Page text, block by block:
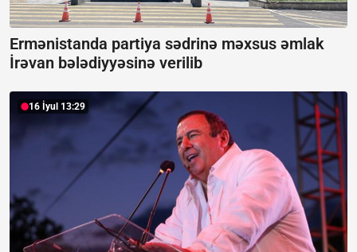
Ermənistanda partiya sədrinə məxsus əmlak
İrəvan bələdiyyəsinə verilib
16 İyul 13:29